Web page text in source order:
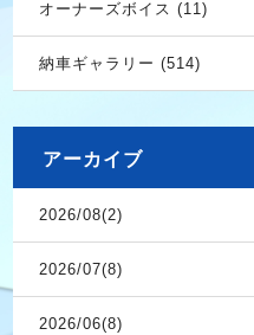
オーナーズボイス (11)
納車ギャラリー (514)
アーカイブ
2026/08(2)
2026/07(8)
2026/06(8)